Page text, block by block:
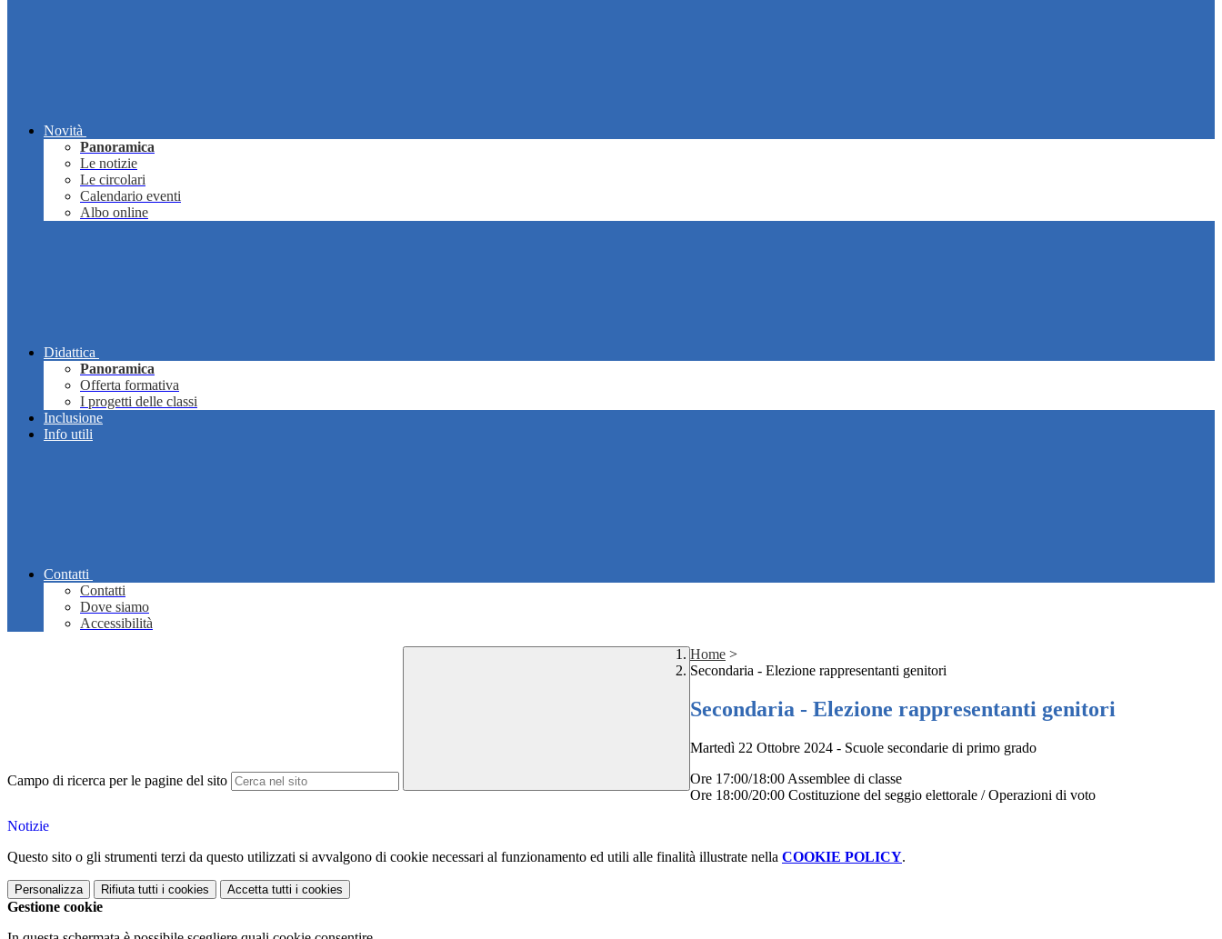
Novità
Panoramica
Le notizie
Le circolari
Calendario eventi
Albo online
Didattica
Panoramica
Offerta formativa
I progetti delle classi
Inclusione
Info utili
Contatti
Contatti
Dove siamo
Accessibilità
Campo di ricerca per le pagine del sito
Home >
Secondaria - Elezione rappresentanti genitori
Secondaria - Elezione rappresentanti genitori
Martedì 22 Ottobre 2024 - Scuole secondarie di primo grado
Ore 17:00/18:00 Assemblee di classe
Ore 18:00/20:00 Costituzione del seggio elettorale / Operazioni di voto
Notizie
Questo sito o gli strumenti terzi da questo utilizzati si avvalgono di cookie necessari al funzionamento ed utili alle finalità illustrate nella COOKIE POLICY.
Personalizza Rifiuta tutti i cookies Accetta tutti i cookies
Gestione cookie